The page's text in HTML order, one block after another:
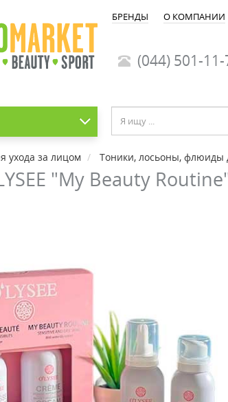
БРЕНДЫ О КОМПАНИИ
(044) 501-
ухода за лицом Тоники, лосьоны, флюиды
"My Beauty